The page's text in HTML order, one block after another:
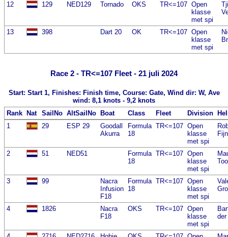
12 129 NED129 Tornado OKS TR<=107 Open
klasse
met spi
13 398 Dart 20 OK TR<=107 Open
klasse
met spi
Race 2 - TR<=107 Fleet - 21 juli 2024
Start: Start 1, Finishes: Finish time, Course: Gate, Wind dir: W, Ave
wind: 8,1 knots - 9,2 knots
Rank Nat SailNo AltSailNo Boat Class Fleet Division
1
29 ESP 29
Goodall
Akurra
Formula
18
TR<=107 Open
klasse
met spi
2 51 NED51
Formula
18
TR<=107 Open
klasse
met spi
3 99
Nacra
Infusion
F18
Formula
18
TR<=107 Open
klasse
met spi
4 1826
Nacra
F18
OKS TR<=107 Open
klasse
met spi
der